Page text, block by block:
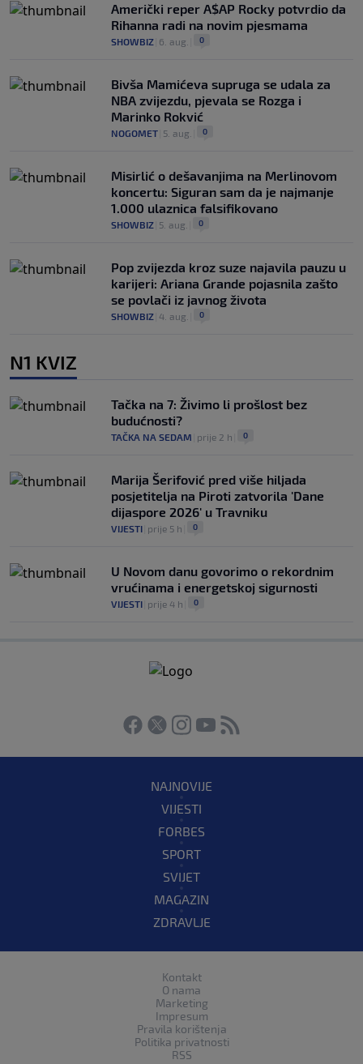
Američki reper A$AP Rocky potvrdio da
Rihanna radi na novim pjesmama
SHOWBIZ 6. aug. 0
Bivša Mamićeva supruga se udala za
NBA zvijezdu, pjevala se Rozga i
Marinko Rokvić
NOGOMET 5. aug. 0
Misirlić o dešavanjima na Merlinovom
koncertu: Siguran sam da je najmanje
1.000 ulaznica falsifikovano
SHOWBIZ 5. aug. 0
Pop zvijezda kroz suze najavila pauzu u
karijeri: Ariana Grande pojasnila zašto
se povlači iz javnog života
SHOWBIZ 4. aug. 0
N1 KVIZ
Tačka na 7: Živimo li prošlost bez
budućnosti?
TAČKA NA SEDAM prije 2 h 0
Marija Šerifović pred više hiljada
posjetitelja na Piroti zatvorila 'Dane
dijaspore 2026' u Travniku
VIJESTI prije 5 h 0
U Novom danu govorimo o rekordnim
vrućinama i energetskoj sigurnosti
VIJESTI prije 4 h 0
NAJNOVIJE
VIJESTI
FORBES
SPORT
SVIJET
MAGAZIN
ZDRAVLJE
Kontakt
O nama
Marketing
Impresum
Pravila korištenja
Politika privatnosti
RSS